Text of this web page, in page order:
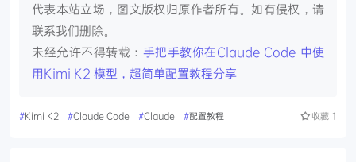
代表本站立场，图文版权归原作者所有。如有侵权，请
联系我们删除。
未经允许不得转载： 手把手教你在Claude Code 中使
用Kimi K2 模型，超简单配置教程分享
#Kimi K2 #Claude Code #Claude #配置教程 收藏 1